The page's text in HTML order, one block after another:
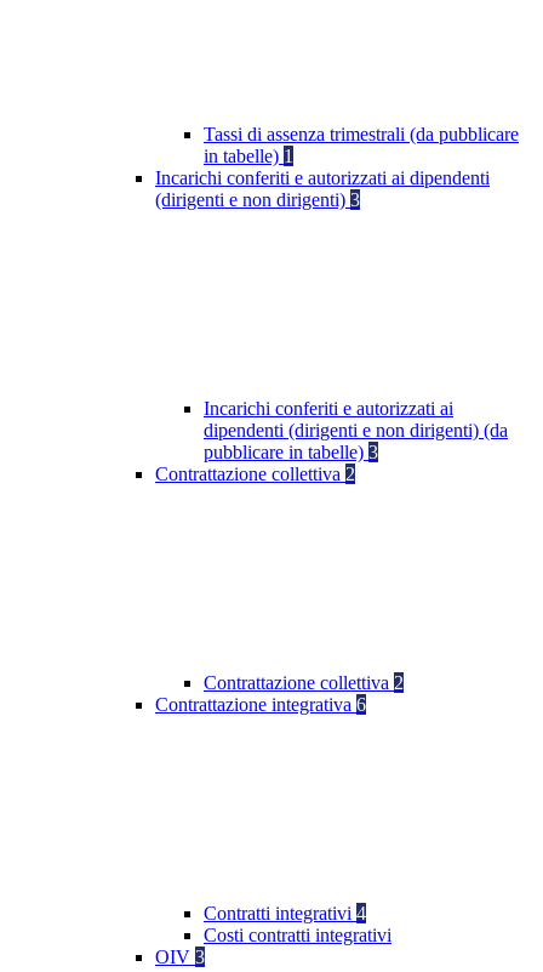
Tassi di assenza trimestrali (da pubblicare
in tabelle) 1
Incarichi conferiti e autorizzati ai dipendenti
(dirigenti e non dirigenti) 3
Incarichi conferiti e autorizzati ai
dipendenti (dirigenti e non dirigenti) (da
pubblicare in tabelle) 3
Contrattazione collettiva 2
Contrattazione collettiva 2
Contrattazione integrativa 6
Contratti integrativi 4
Costi contratti integrativi
OIV 3